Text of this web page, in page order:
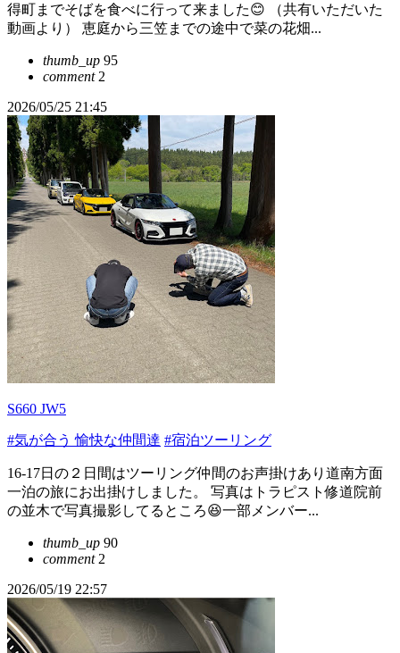
得町までそばを食べに行って来ました😊 （共有いただいた
動画より） 恵庭から三笠までの途中で菜の花畑...
thumb_up 95
comment2
2026/05/25 21:45
S660 JW5
#気が合う 愉快な仲間達 #宿泊ツーリング
16-17日の２日間はツーリング仲間のお声掛けあり道南方面
一泊の旅にお出掛けしました。 写真はトラピスト修道院前
の並木で写真撮影してるところ😆一部メンバー...
thumb_up 90
comment2
2026/05/19 22:57